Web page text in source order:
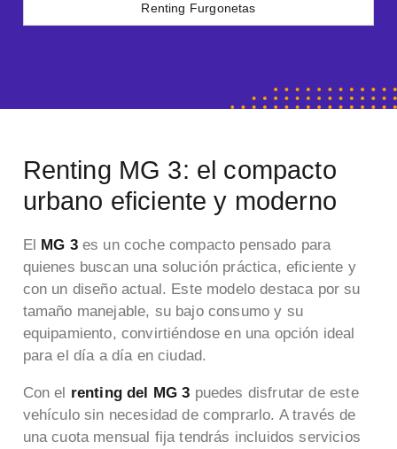
Renting Furgonetas
Renting MG 3: el compacto
urbano eficiente y moderno
El MG 3es un coche compacto pensado para
quienes buscan una solución práctica, eficiente y
con un diseño actual. Este modelo destaca por su
tamaño manejable, su bajo consumo y su
equipamiento, convirtiéndose en una opción ideal
para el día a día en ciudad.
Con el renting del MG 3 puedes disfrutar de este
vehículo sin necesidad de comprarlo. A través de
una cuota mensual fija tendrás incluidos servicios